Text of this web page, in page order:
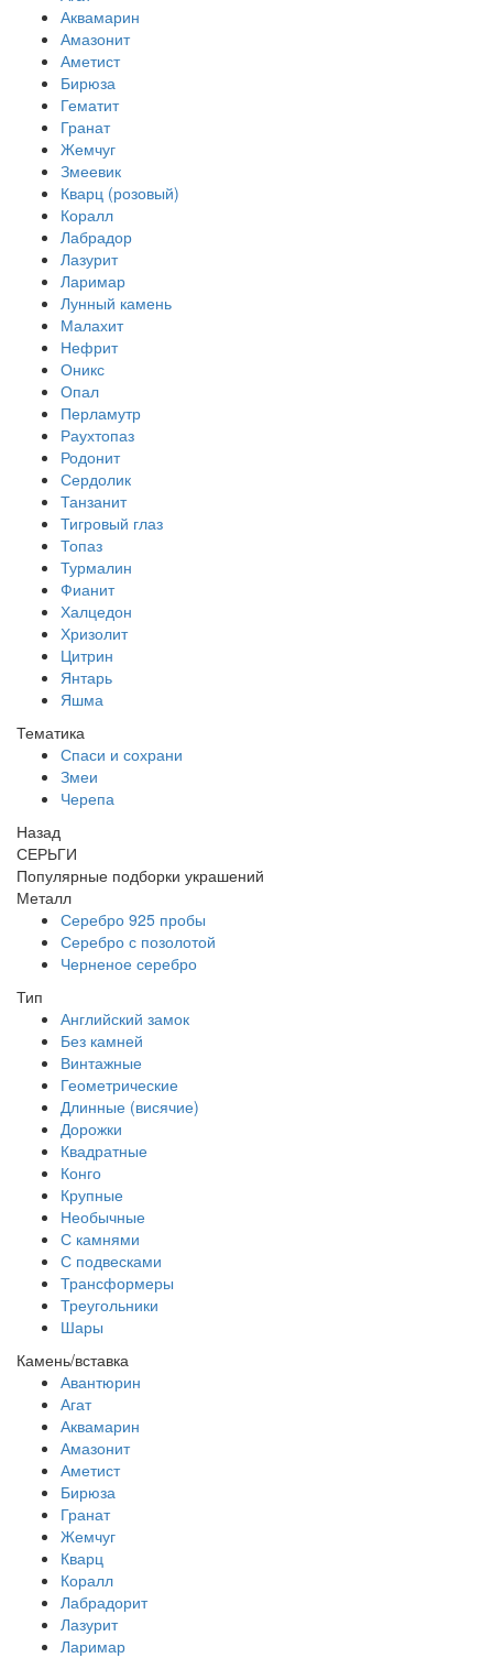
Аквамарин
Амазонит
Аметист
Бирюза
Гематит
Гранат
Жемчуг
Змеевик
Кварц (розовый)
Коралл
Лабрадор
Лазурит
Ларимар
Лунный камень
Малахит
Нефрит
Оникс
Опал
Перламутр
Раухтопаз
Родонит
Сердолик
Танзанит
Тигровый глаз
Топаз
Турмалин
Фианит
Халцедон
Хризолит
Цитрин
Янтарь
Яшма
Тематика
Спаси и сохрани
Змеи
Черепа
Назад
СЕРЬГИ
Популярные подборки украшений
Металл
Серебро 925 пробы
Серебро с позолотой
Черненое серебро
Тип
Английский замок
Без камней
Винтажные
Геометрические
Длинные (висячие)
Дорожки
Квадратные
Конго
Крупные
Необычные
С камнями
С подвесками
Трансформеры
Треугольники
Шары
Камень/вставка
Авантюрин
Агат
Аквамарин
Амазонит
Аметист
Бирюза
Гранат
Жемчуг
Кварц
Коралл
Лабрадорит
Лазурит
Ларимар